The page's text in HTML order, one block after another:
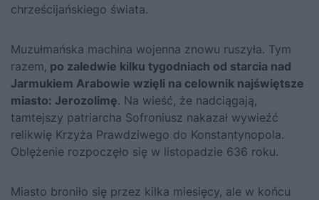
chrześcijańskiego świata.
Muzułmańska machina wojenna znowu ruszyła. Tym
razem, po zaledwie kilku tygodniach od starcia nad
Jarmukiem Arabowie wzięli na celownik najświętsze
miasto: Jerozolimę. Na wieść, że nadciągają,
tamtejszy patriarcha Sofroniusz nakazał wywieźć
relikwię Krzyża Prawdziwego do Konstantynopola.
Oblężenie rozpoczęło się w listopadzie 636 roku.
Miasto broniło się przez kilka miesięcy, ale w końcu